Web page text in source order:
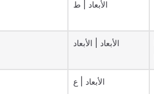
الأبعاد | ط
الأبعاد | الأبعاد
الأبعاد | ع